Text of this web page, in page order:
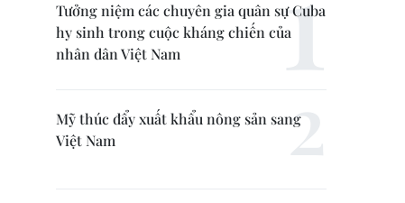
Tưởng niệm các chuyên gia quân sự Cuba
hy sinh trong cuộc kháng chiến của
nhân dân Việt Nam
Mỹ thúc đẩy xuất khẩu nông sản sang
Việt Nam